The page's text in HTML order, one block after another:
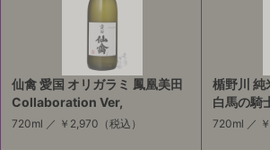
仙禽 愛国 オリガラミ 鳳凰美田
Collaboration Ver,
720ml ／ ￥2,970 （税込）
楯野川 純
白馬の騎
720ml ／